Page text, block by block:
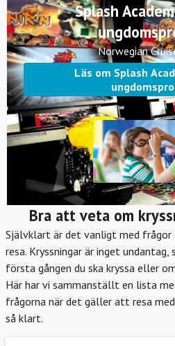
Splash
Norwegian
Läs om Splash
Bra att veta om
Självklart är det vanligt med frågor
resa. Kryssningar är inget
första gången du ska kryssa eller
Här har vi sammanställt en lista
frågorna när det gäller att resa
så klart.